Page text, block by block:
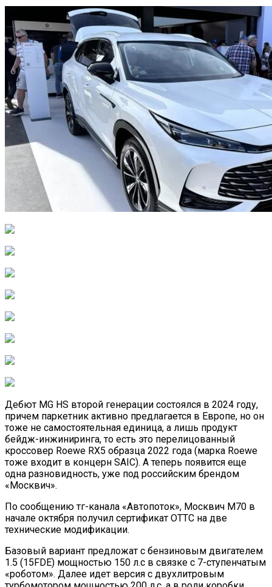
Дебют MG HS второй генерации состоялся в 2024 году,
причем паркетник активно предлагается в Европе, но он
тоже не самостоятельная единица, а лишь продукт
бейдж-инжиниринга, то есть это перелицованный
кроссовер Roewe RX5 образца 2022 года (марка Roewe
тоже входит в концерн SAIC). А теперь появится еще
одна разновидность, уже под российским брендом
«Москвич».
По сообщению тг-канала «Автопоток», Москвич М70 в
начале октября получил сертификат ОТТС на две
технические модификации.
Базовый вариант предложат с бензиновым двигателем
1.5 (15FDE) мощностью 150 л.с в связке с 7-ступенчатым
«роботом». Далее идет версия с двухлитровым